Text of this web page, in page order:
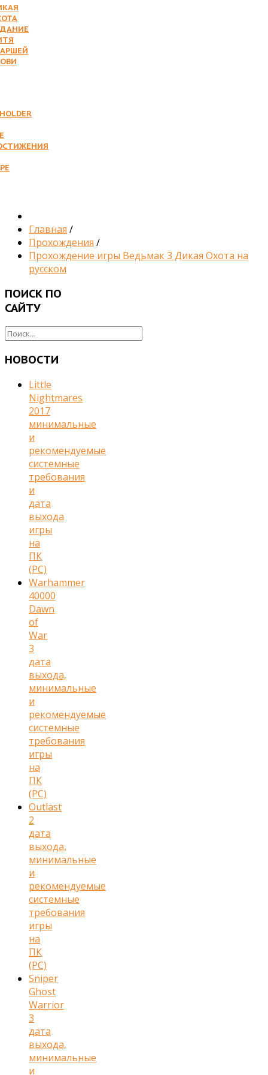
Главная /
Прохождения /
Прохождение игры Ведьмак 3 Дикая Охота на
русском
ПОИСК ПО
САЙТУ
НОВОСТИ
Little
Nightmares
2017
минимальные
и
рекомендуемые
системные
требования
и
дата
выхода
игры
на
ПК
(PC)
Warhammer
40000
Dawn
of
War
3
дата
выхода,
минимальные
и
рекомендуемые
системные
требования
игры
на
ПК
(PC)
Outlast
2
дата
выхода,
минимальные
и
рекомендуемые
системные
требования
игры
на
ПК
(PC)
Sniper
Ghost
Warrior
3
дата
выхода,
минимальные
и